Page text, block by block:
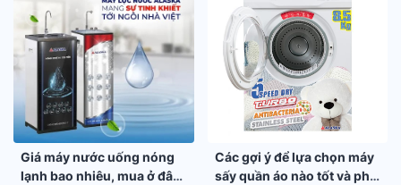
Giá máy nước uống nóng
lạnh bao nhiêu, mua ở đâu
Các gợi ý để lựa chọn máy
sấy quần áo nào tốt và phù